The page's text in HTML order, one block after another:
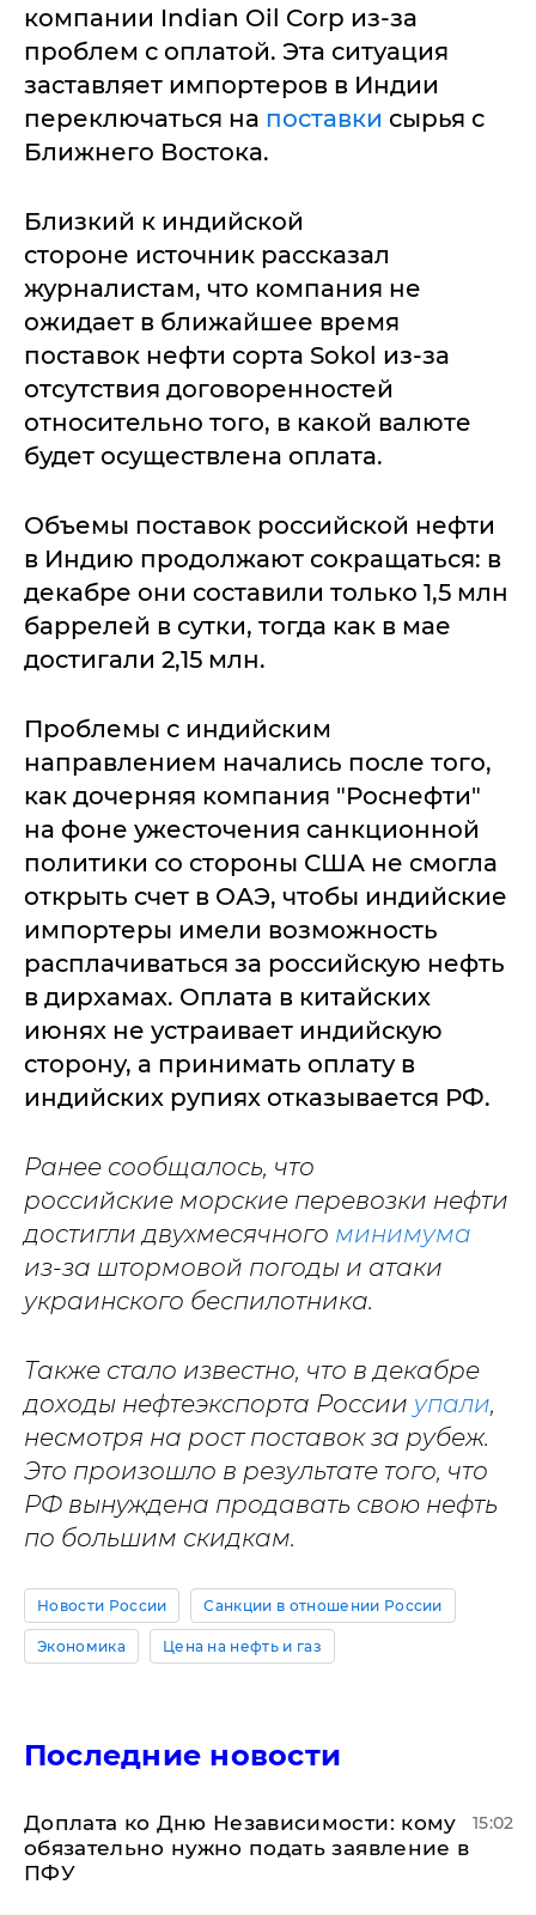
компании Indian Oil Corp из-за
проблем с оплатой. Эта ситуация
заставляет импортеров в Индии
переключаться на поставки сырья с
Ближнего Востока.
Близкий к индийской
стороне источник рассказал
журналистам, что компания не
ожидает в ближайшее время
поставок нефти сорта Sokol из-за
отсутствия договоренностей
относительно того, в какой валюте
будет осуществлена оплата.
Объемы поставок российской нефти
в Индию продолжают сокращаться: в
декабре они составили только 1,5 млн
баррелей в сутки, тогда как в мае
достигали 2,15 млн.
Проблемы с индийским
направлением начались после того,
как дочерняя компания "Роснефти"
на фоне ужесточения санкционной
политики со стороны США не смогла
открыть счет в ОАЭ, чтобы индийские
импортеры имели возможность
расплачиваться за российскую нефть
в дирхамах. Оплата в китайских
июнях не устраивает индийскую
сторону, а принимать оплату в
индийских рупиях отказывается РФ.
Ранее сообщалось, что
российские морские перевозки нефти
достигли двухмесячного минимума
из-за штормовой погоды и атаки
украинского беспилотника.
Также стало известно, что в декабре
доходы нефтеэкспорта России упали,
несмотря на рост поставок за рубеж.
Это произошло в результате того, что
РФ вынуждена продавать свою нефть
по большим скидкам.
Новости России Санкции в отношении России
Экономика Цена на нефть и газ
Последние новости
Доплата ко Дню Независимости: кому
обязательно нужно подать заявление в
ПФУ
15:02